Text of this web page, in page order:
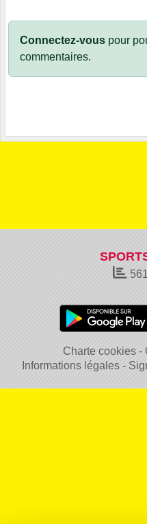
Connectez-vous pour
commentaires.
Charte cookies
Informations légales